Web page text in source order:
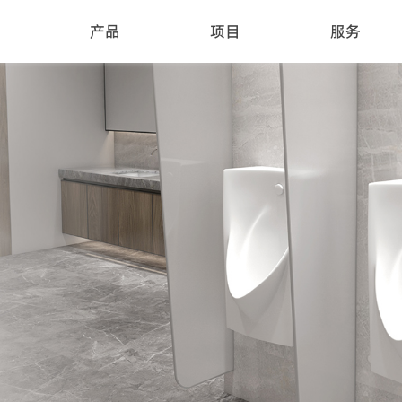
产品 项目 服务